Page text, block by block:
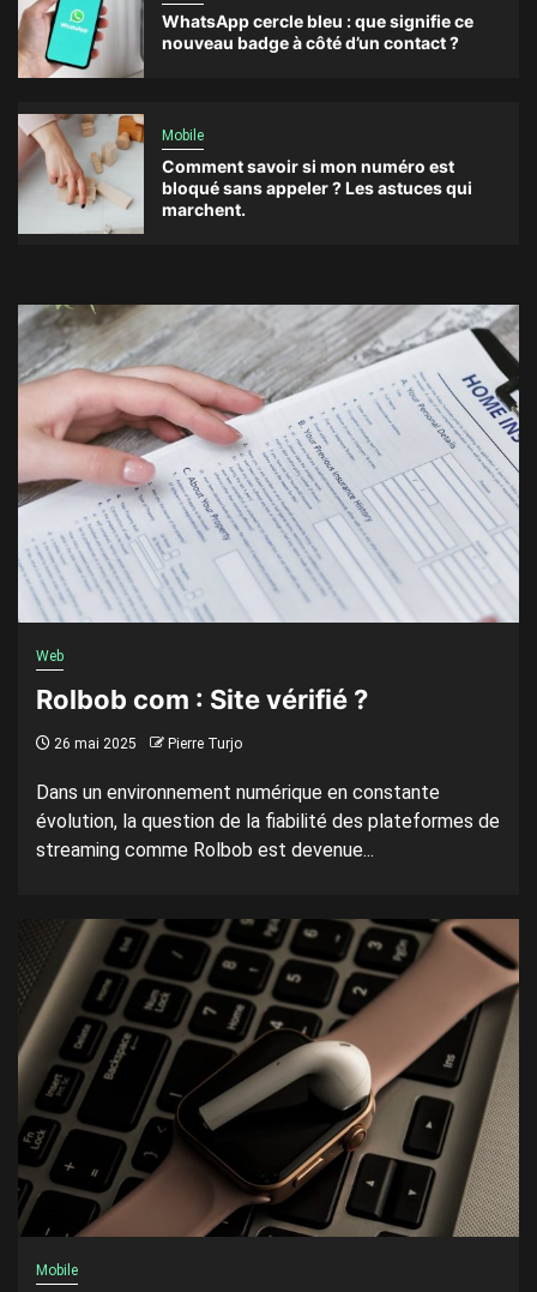
WhatsApp cercle bleu : que signifie ce
nouveau badge à côté d’un contact ?
Mobile
Comment savoir si mon numéro est
bloqué sans appeler ? Les astuces qui
marchent.
Web
Rolbob com : Site vérifié ?
26 mai 2025 Pierre Turjo
Dans un environnement numérique en constante
évolution, la question de la fiabilité des plateformes de
streaming comme Rolbob est devenue...
Mobile